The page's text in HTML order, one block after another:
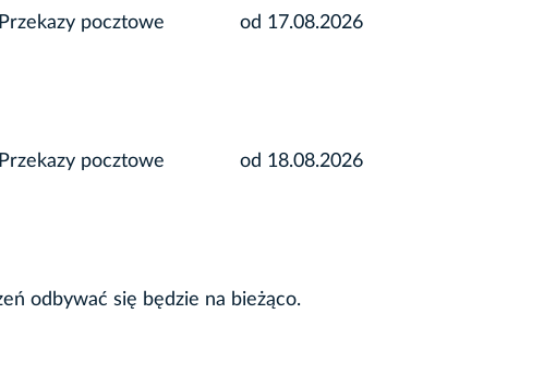
Przekazy pocztowe od 17.08.2026
Przekazy pocztowe od 18.08.2026
odbywać się będzie na bieżąco.